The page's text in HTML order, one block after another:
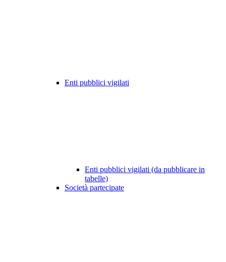
Enti pubblici vigilati
Enti pubblici vigilati (da pubblicare in
tabelle)
Società partecipate